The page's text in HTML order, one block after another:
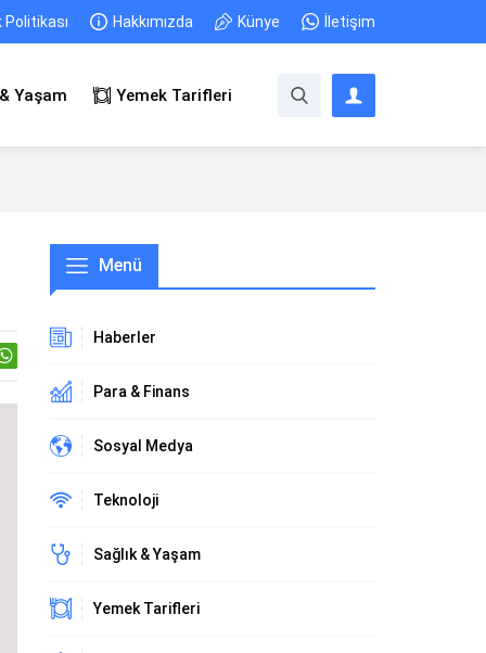
Politikası Hakkımızda Künye İletişim
Yaşam Yemek Tarifleri
Menü
Haberler
Para & Finans
Sosyal Medya
Teknoloji
Sağlık & Yaşam
Yemek Tarifleri